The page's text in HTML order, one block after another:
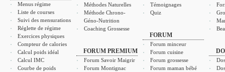
Menus régime
Liste de courses
Suivi des mensurations
Réglette de régime
Exercices physiques
Compteur de calories
Calcul poids idéal
Calcul IMC
Courbe de poids
Méthodes Naturelles
Méthode Chrono-
Géno-Nutrition
Coaching Grossesse
FORUM PREMIUM
Forum Savoir Maigrir
Forum Montignac
Témoignages
Quiz
FORUM
Forum minceur
Forum cuisine
Forum grossesse
Forum maman bébé